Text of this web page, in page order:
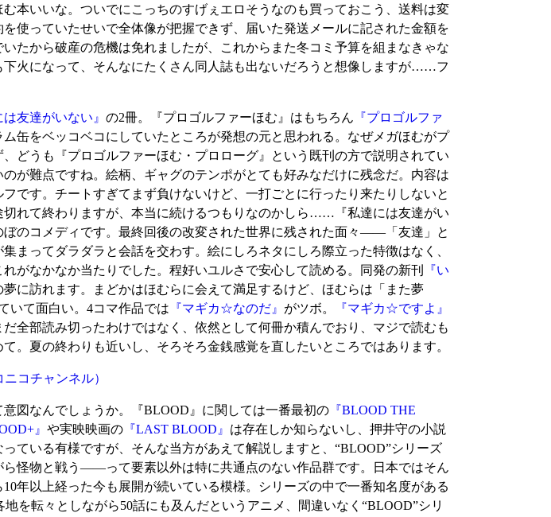
いいな。ついでにこっちのすげぇエロそうなのも買っておこう、送料は変
使っていたせいで全体像が把握できず、届いた発送メールに記された金額を
たから破産の危機は免れましたが、これからまた冬コミ予算を組まなきゃな
火になって、そんなにたくさん同人誌も出ないだろうと想像しますが……フ
は友達がいない』 の2冊。『プロゴルファーほむ』はもちろん 『プロゴルファ
缶をベッコベコにしていたところが発想の元と思われる。なぜメガほむがプ
どうも『プロゴルファーほむ・プロローグ』という既刊の方で説明されてい
が難点ですね。絵柄、ギャグのテンポがとても好みなだけに残念だ。内容は
です。チートすぎてまず負けないけど、一打ごとに行ったり来たりしないと
れて終わりますが、本当に続けるつもりなのかしら……『私達には友達がい
のコメディです。最終回後の改変された世界に残された面々――「友達」と
まってダラダラと会話を交わす。絵にしろネタにしろ際立った特徴はなく、
がなかなか当たりでした。程好いユルさで安心して読める。同発の新刊
『い
に訪れます。まどかはほむらに会えて満足するけど、ほむらは「また夢
いて面白い。4コマ作品では 『マギカ☆なのだ』 がツボ。
『マギカ☆ですよ』
全部読み切ったわけではなく、依然として何冊か積んでおり、マジで読むも
。夏の終わりも近いし、そろそろ金銭感覚を直したいところではあります。
ニコチャンネル）
なんでしょうか。『BLOOD』に関しては一番最初の 『BLOOD THE
』 や実映映画の 『LAST BLOOD』 は存在しか知らないし、押井守の小説
ている有様ですが、そんな当方があえて解説しますと、“BLOOD”シリーズ
怪物と戦う――って要素以外は特に共通点のない作品群です。日本ではそん
年以上経った今も展開が続いている模様。シリーズの中で一番知名度がある
を転々としながら50話にも及んだというアニメ、間違いなく“BLOOD”シリ